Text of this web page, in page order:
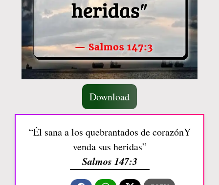
Download
“Él sana a los quebrantados de corazónY
venda sus heridas”
Salmos 147:3